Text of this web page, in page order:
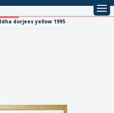
dorjees yellow 1995